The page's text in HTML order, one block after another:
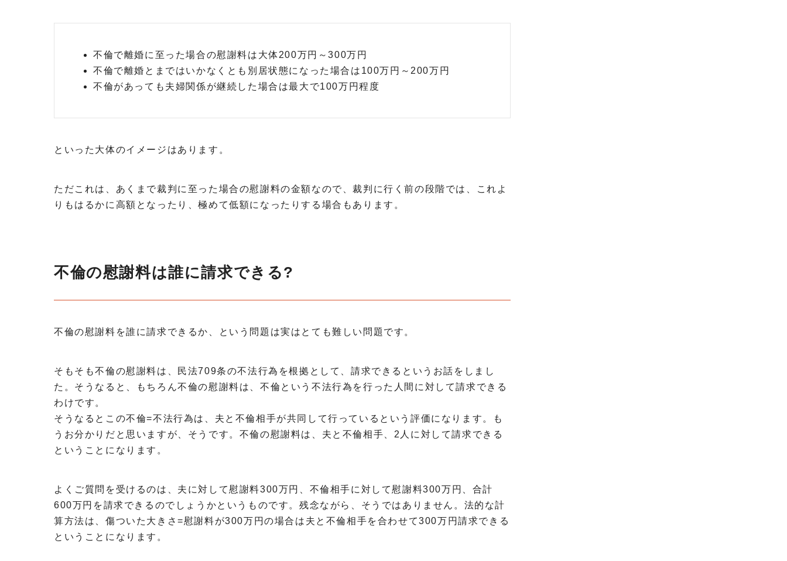
不倫で離婚に至った場合の慰謝料は大体200万円～300万円
不倫で離婚とまではいかなくとも別居状態になった場合は100万円～200万円
不倫があっても夫婦関係が継続した場合は最大で100万円程度
といった大体のイメージはあります。
ただこれは、あくまで裁判に至った場合の慰謝料の金額なので、裁判に行く前の段階では、これよ
りもはるかに高額となったり、極めて低額になったりする場合もあります。
不倫の慰謝料は誰に請求できる?
不倫の慰謝料を誰に請求できるか、という問題は実はとても難しい問題です。
そもそも不倫の慰謝料は、民法709条の不法行為を根拠として、請求できるというお話をしまし
た。そうなると、もちろん不倫の慰謝料は、不倫という不法行為を行った人間に対して請求できる
わけです。
そうなるとこの不倫=不法行為は、夫と不倫相手が共同して行っているという評価になります。も
うお分かりだと思いますが、そうです。不倫の慰謝料は、夫と不倫相手、2人に対して請求できる
ということになります。
よくご質問を受けるのは、夫に対して慰謝料300万円、不倫相手に対して慰謝料300万円、合計
600万円を請求できるのでしょうかというものです。残念ながら、そうではありません。法的な計
算方法は、傷ついた大きさ=慰謝料が300万円の場合は夫と不倫相手を合わせて300万円請求できる
ということになります。